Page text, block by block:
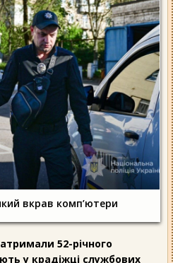
вкрав комп’ютери
52-річного
у крадіжці службових